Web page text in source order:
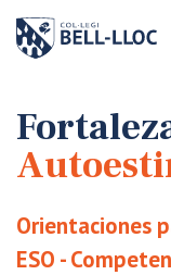
Bell-lloc
Orientaciones
ESO -